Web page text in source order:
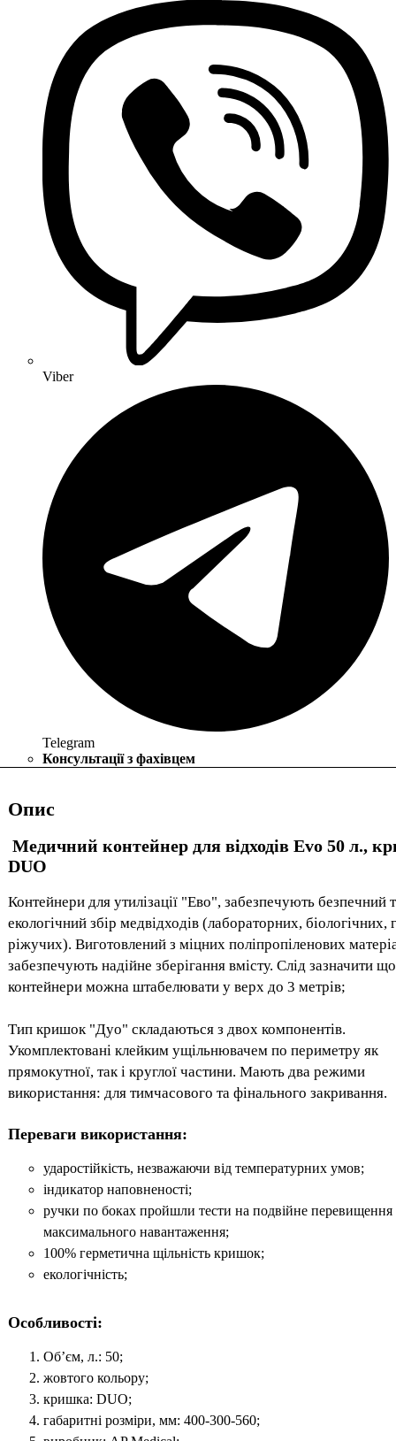
Viber
Telegram
Консультації з фахівцем
Опис
Медичний контейнер для відходів Evo 50 л.,
DUO
Контейнери для утилізації "Ево", забезпечують безпечний
екологічний збір медвідходів (лабораторних, біологічних,
ріжучих). Виготовлений з міцних поліпропіленових
забезпечують надійне зберігання вмісту. Слід зазначити
контейнери можна штабелювати у верх до 3 метрів;
Тип кришок "Дуо" складаються з двох компонентів.
Укомплектовані клейким ущільнювачем по периметру як
прямокутної, так і круглої частини. Мають два режими
використання: для тимчасового та фінального закривання.
Переваги використання:
ударостійкість, незважаючи від температурних умов;
індикатор наповненості;
ручки по боках пройшли тести на подвійне перевищення
максимального навантаження;
100% герметична щільність кришок;
екологічність;
Особливості:
Об’єм, л.: 50;
жовтого кольору;
кришка: DUO;
габаритні розміри, мм: 400-300-560;